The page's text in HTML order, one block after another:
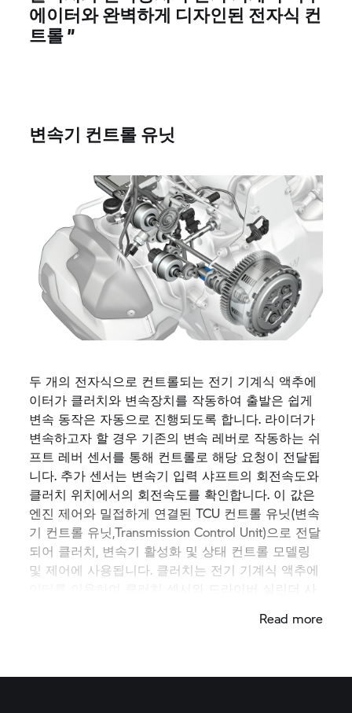
에이터와 완벽하게 디자인된 전자식 컨
트롤”
변속기 컨트롤 유닛
두 개의 전자식으로 컨트롤되는 전기 기계식 액추에
이터가 클러치와 변속장치를 작동하여 출발은 쉽게
변속 동작은 자동으로 진행되도록 합니다. 라이더가
변속하고자 할 경우 기존의 변속 레버로 작동하는 쉬
프트 레버 센서를 통해 컨트롤로 해당 요청이 전달됩
니다. 추가 센서는 변속기 입력 샤프트의 회전속도와
클러치 위치에서의 회전속도를 확인합니다. 이 값은
엔진 제어와 밀접하게 연결된 TCU 컨트롤 유닛(변속
기 컨트롤 유닛,Transmission Control Unit)으로 전달
되어 클러치, 변속기 활성화 및 상태 컨트롤 모델링
및 제어에 사용됩니다. 클러치는 전기 기계식 액추에
이터를 이용하여 클러치 센서와 드라이버 실린더 사
께 작동합니다. 액추에이터는 팔요한 클러치 슬립을
Read more